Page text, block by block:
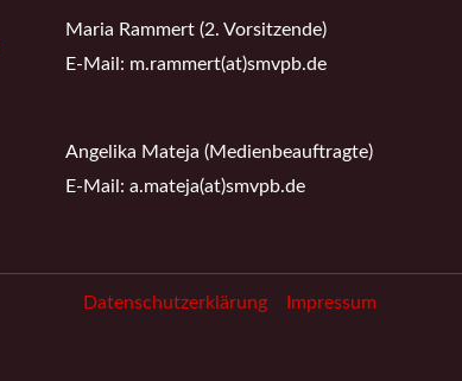
Maria Rammert (2. Vorsitzende)
E-Mail: m.rammert(at)smvpb.de
Angelika Mateja (Medienbeauftragte)
E-Mail: a.mateja(at)smvpb.de
Datenschutzerklärung Impressum